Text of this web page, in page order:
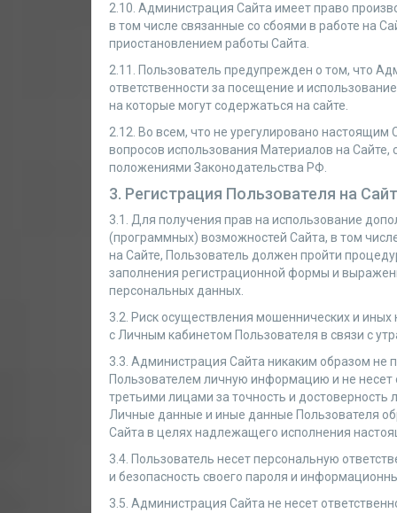
2.10. Администрация Сайта имеет право
в том числе связанные со сбоями в работе на
приостановлением работы Сайта.
2.11. Пользователь предупрежден о том, что
ответственности за посещение и
на которые могут содержаться на сайте.
2.12. Во всем, что не урегулировано
вопросов использования Материалов на Сайте,
положениями Законодательства РФ.
3. Регистрация Пользователя на
3.1. Для получения прав на использование
(программных) возможностей Сайта, в том
на Сайте, Пользователь должен пройти
заполнения регистрационной формы и
персональных данных.
3.2. Риск осуществления мошеннических и
с Личным кабинетом Пользователя в связи с
3.3. Администрация Сайта никаким образом не
Пользователем личную информацию и не
третьими лицами за точность и достоверность
Личные данные и иные данные Пользователя
Сайта в целях надлежащего исполнения
3.4. Пользователь несет персональную
и безопасность своего пароля и
3.5. Администрация Сайта не несет